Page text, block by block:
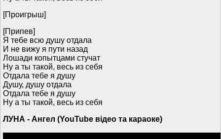
[Проигрыш]
[Припев]
Я тебе всю душу отдала
И не вижу я пути назад
Лошади копытцами стучат
Ну а ты такой, весь из себя
Отдала тебе я душу
Душу, душу отдала
Отдала тебе я душу
Ну а ты такой, весь из себя
ЛУНА - Ангел (YouTube відео та караоке)